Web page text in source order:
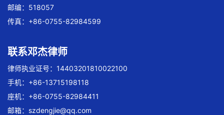
邮编：518057
传真：+86-0755-82984599
联系邓杰律师
律师执业证号：14403201810022100
手机：+86-13715198118
座机：+86-0755-82984411
邮箱： szdengjie@qq.com